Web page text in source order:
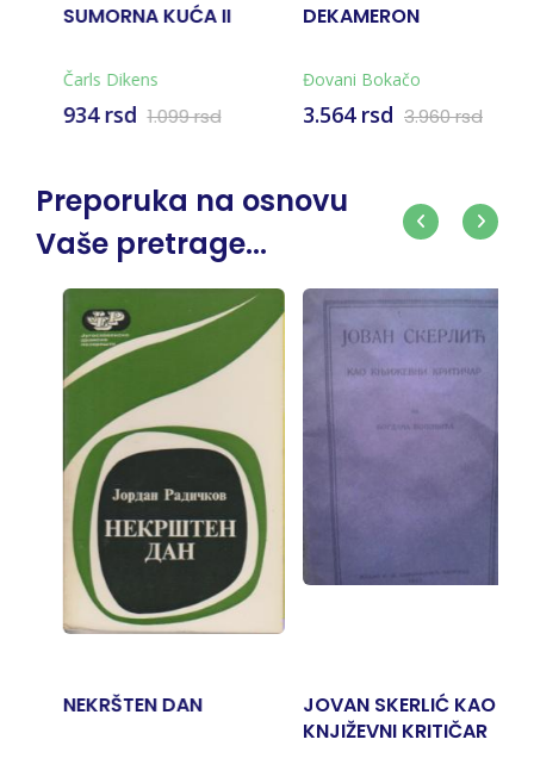
DEKAMERON
Đovani Bokačo
3.564 rsd 3.960 rsd
KAD JE NIČE
Irvin Jalom
1.349 rsd 1.499
Preporuka na osnovu
Vaše pretrage...
JOVAN SKERLIĆ KAO
KNJIŽEVNI KRITIČAR
NEKO JE PROŠAO
PUTEM